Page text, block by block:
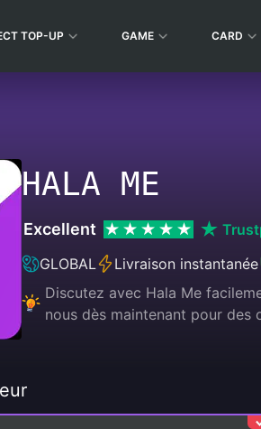
TOP-UP GAME CARD
HALA ME
Excellent
GLOBAL
Livraison instantanée
Discutez avec Hala Me
nous dès maintenant pour des